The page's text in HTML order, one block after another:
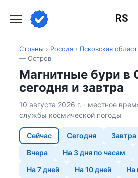
содержанию
RS
Страны › Россия › Псковская
— Остров
Магнитные бури в
сегодня и завтра
10 августа 2026 г. · местное
службы космической погоды
Сейчас Сегодня Завтра
Вчера
На 3 дня по часам
На 7 дней
На 10 дней
На